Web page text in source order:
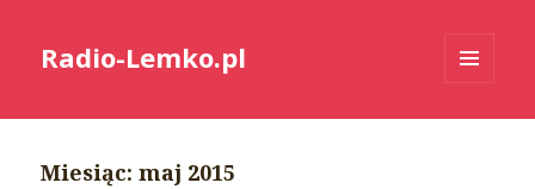
Radio-Lemko.pl
Miesiąc:maj 2015